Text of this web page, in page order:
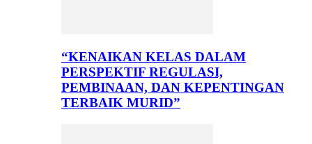
“KENAIKAN KELAS DALAM
PERSPEKTIF REGULASI,
PEMBINAAN, DAN KEPENTINGAN
TERBAIK MURID”